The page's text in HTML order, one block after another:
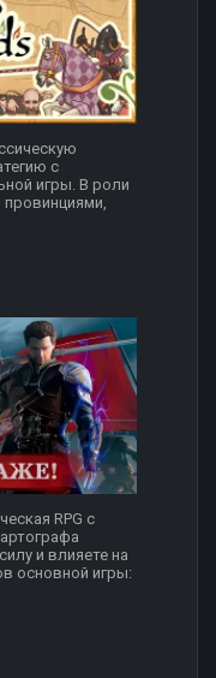
с
игры. В роли
RPG с
и влияете на
основной игры: